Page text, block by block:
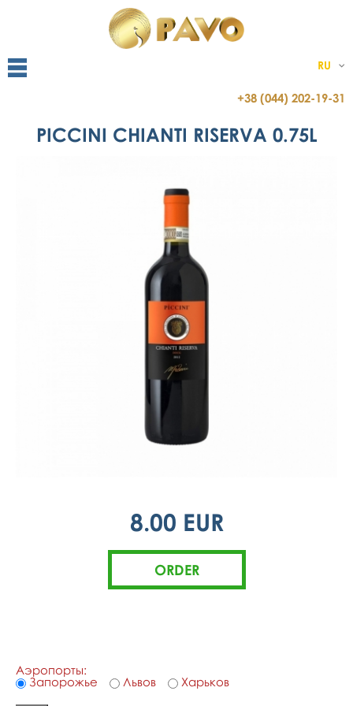
RU
+38 (044) 202-19-31
PICCINI CHIANTI RISERVA 0.75L
8.00 EUR
Аэропорты:
Запорожье
Львов Харьков